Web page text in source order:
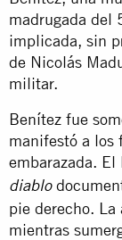
madrugada del
implicada, sin
de Nicolás
militar.
Benítez fue
manifestó a los
embarazada. El
diablo
pie derecho.
mientras